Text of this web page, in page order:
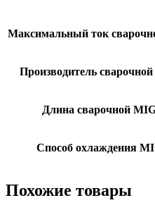
Максимальный ток
Производитель
Длина сварочной
Способ охлаждения
Похожие товары